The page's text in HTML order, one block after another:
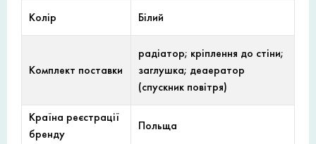
Колір Білий
Комплект поставки
радіатор; кріплення до стіни;
заглушка; деаератор
(спускник повітря)
Країна реєстрації
бренду
Польща